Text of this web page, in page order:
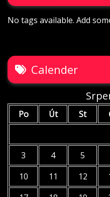
No tags available. Add
Calender
Po Út St
3
4 5
10
11 12